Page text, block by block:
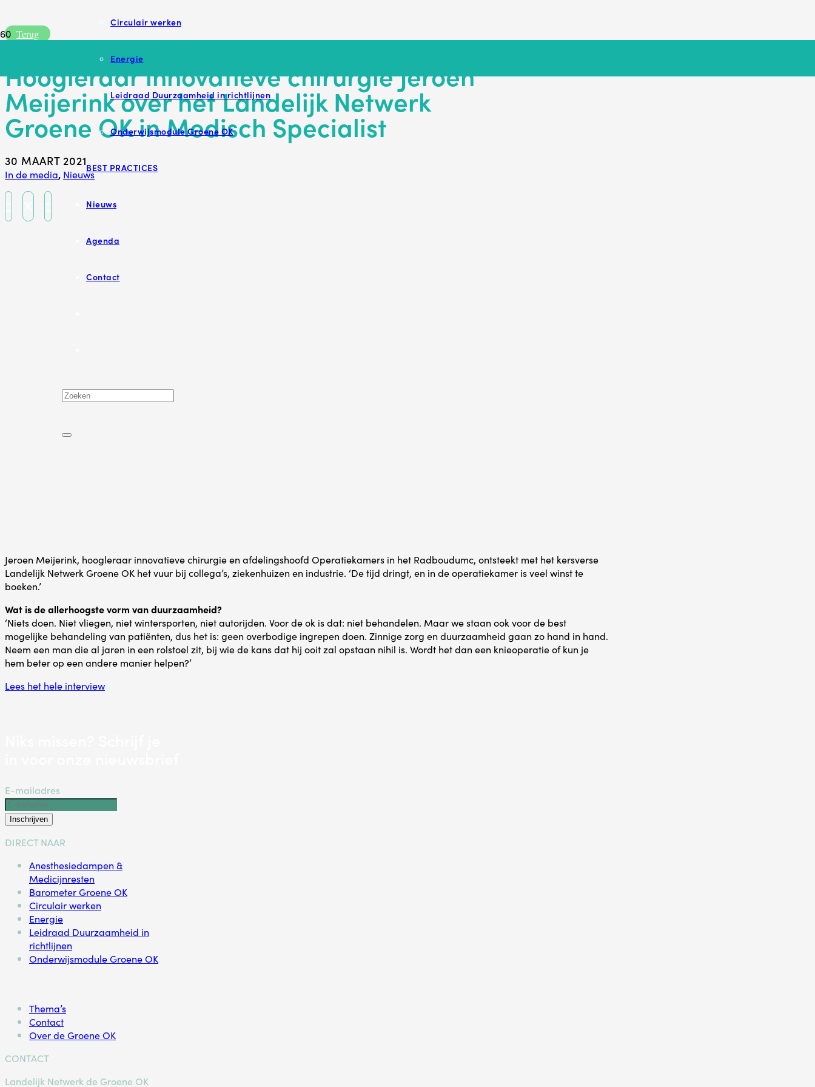
Circulair werken
Energie
Leidraad Duurzaamheid in richtlijnen
Onderwijsmodule Groene OK
BEST PRACTICES
Nieuws
Agenda
Contact
Terug
Hoogleraar innovatieve chirurgie Jeroen
Meijerink over het Landelijk Netwerk
Groene OK in Medisch Specialist
30 MAART 2021
In de media, Nieuws
Jeroen Meijerink, hoogleraar innovatieve chirurgie en afdelingshoofd Operatiekamers in het Radboudumc, ontsteekt met het kersverse
Landelijk Netwerk Groene OK het vuur bij collega’s, ziekenhuizen en industrie. ‘De tijd dringt, en in de operatiekamer is veel winst te
boeken.’
Wat is de allerhoogste vorm van duurzaamheid?
‘Niets doen. Niet vliegen, niet wintersporten, niet autorijden. Voor de ok is dat: niet behandelen. Maar we staan ook voor de best
mogelijke behandeling van patiënten, dus het is: geen overbodige ingrepen doen. Zinnige zorg en duurzaamheid gaan zo hand in hand.
Neem een man die al jaren in een rolstoel zit, bij wie de kans dat hij ooit zal opstaan nihil is. Wordt het dan een knieoperatie of kun je
hem beter op een andere manier helpen?’
Lees het hele interview
E-mailadres
Inschrijven
DIRECT NAAR
Anesthesiedampen &
Medicijnresten
Barometer Groene OK
Circulair werken
Energie
Leidraad Duurzaamheid in
richtlijnen
Onderwijsmodule Groene OK
Thema’s
Contact
Over de Groene OK
CONTACT
Landelijk Netwerk de Groene OK